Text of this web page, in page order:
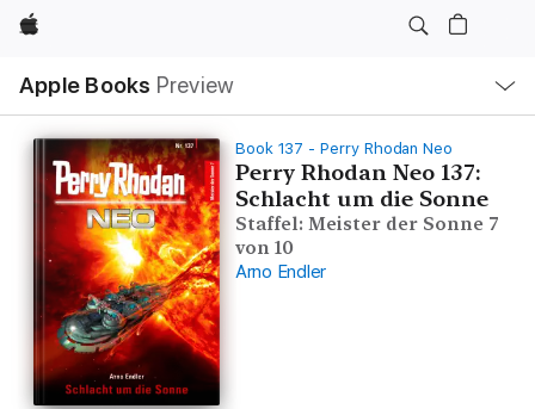
Apple
Apple Books Preview
Nav
Open
Menu
Book 137 - Perry Rhodan Neo
Perry Rhodan Neo 137:
Schlacht um die Sonne
Staffel: Meister der Sonne 7
von 10
Arno Endler